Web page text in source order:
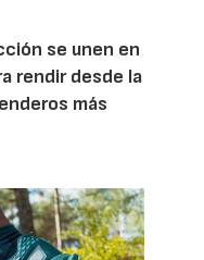
se unen en
rendir desde la
más